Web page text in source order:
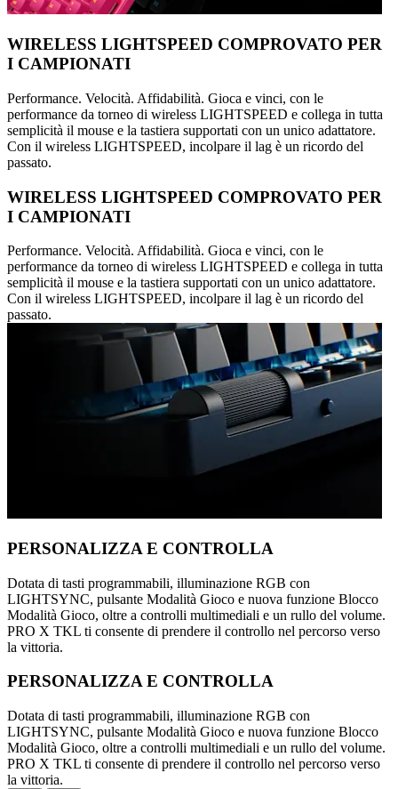
WIRELESS LIGHTSPEED COMPROVATO PER
I CAMPIONATI
Performance. Velocità. Affidabilità. Gioca e vinci, con le
performance da torneo di wireless LIGHTSPEED e collega in tutta
semplicità il mouse e la tastiera supportati con un unico adattatore.
Con il wireless LIGHTSPEED, incolpare il lag è un ricordo del
passato.
WIRELESS LIGHTSPEED COMPROVATO PER
I CAMPIONATI
Performance. Velocità. Affidabilità. Gioca e vinci, con le
performance da torneo di wireless LIGHTSPEED e collega in tutta
semplicità il mouse e la tastiera supportati con un unico adattatore.
Con il wireless LIGHTSPEED, incolpare il lag è un ricordo del
passato.
PERSONALIZZA E CONTROLLA
Dotata di tasti programmabili, illuminazione RGB con
LIGHTSYNC, pulsante Modalità Gioco e nuova funzione Blocco
Modalità Gioco, oltre a controlli multimediali e un rullo del volume.
PRO X TKL ti consente di prendere il controllo nel percorso verso
la vittoria.
PERSONALIZZA E CONTROLLA
Dotata di tasti programmabili, illuminazione RGB con
LIGHTSYNC, pulsante Modalità Gioco e nuova funzione Blocco
Modalità Gioco, oltre a controlli multimediali e un rullo del volume.
PRO X TKL ti consente di prendere il controllo nel percorso verso
la vittoria.